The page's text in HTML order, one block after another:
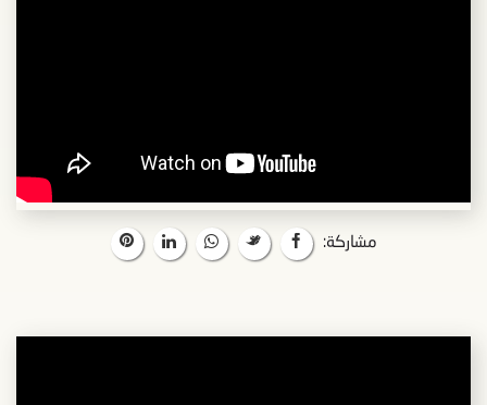
مشاركة: